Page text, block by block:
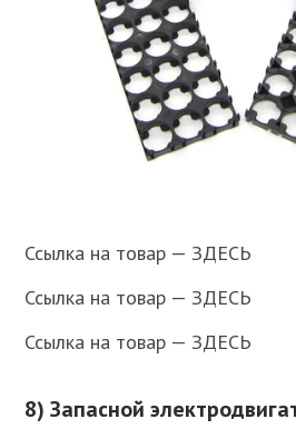
Ссылка на товар — ЗДЕСЬ
Ссылка на товар — ЗДЕСЬ
Ссылка на товар — ЗДЕСЬ
8) Запасной